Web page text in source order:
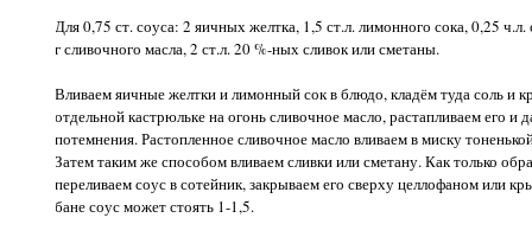
Для 0,75 ст. соуса: 2 яичных желтка, 1,5 ст.л. лимонного сока, 0,25
г сливочного масла, 2 ст.л. 20 %-ных сливок или сметаны.
Вливаем яичные желтки и лимонный сок в блюдо, кладём туда соль и
отдельной кастрюльке на огонь сливочное масло, растапливаем его и
потемнения. Растопленное сливочное масло вливаем в миску
Затем таким же способом вливаем сливки или сметану. Как только
переливаем соус в сотейник, закрываем его сверху целлофаном или
бане соус может стоять 1-1,5.